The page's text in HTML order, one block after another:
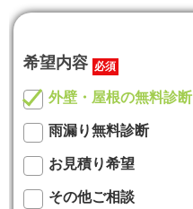
希望内容 必須
外壁・屋根の無料診断
雨漏り無料診断
お見積り希望
その他ご相談